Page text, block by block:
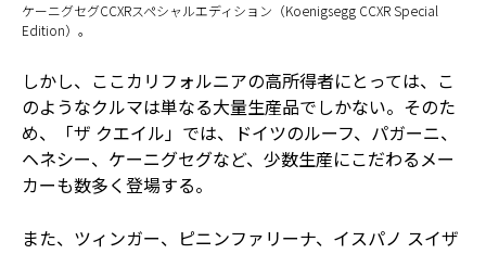
ケーニグセグCCXRスペシャルエディション（Koenigsegg CCXR Special
Edition）。
しかし、ここカリフォルニアの高所得者にとっては、こ
のようなクルマは単なる大量生産品でしかない。そのた
め、「ザ クエイル」では、ドイツのルーフ、パガーニ、
ヘネシー、ケーニグセグなど、少数生産にこだわるメー
カーも数多く登場する。
また、ツィンガー、ピニンファリーナ、イスパノ スイザ